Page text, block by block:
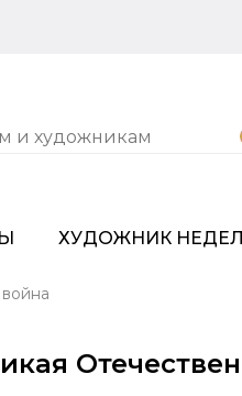
ХУДОЖНИК